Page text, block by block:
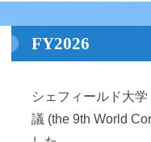
FY2026
シェフィールド大
議 (the 9th World